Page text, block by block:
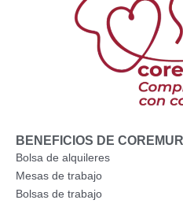
e
BENEFICIOS DE COREMUR
Bolsa de alquileres
Mesas de trabajo
Bolsas de trabajo